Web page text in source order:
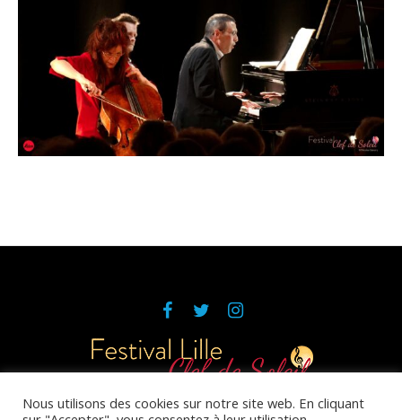
Nous utilisons des cookies sur notre site web. En cliquant